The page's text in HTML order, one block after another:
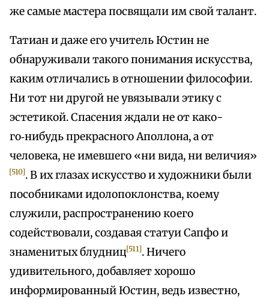
же самые мастера посвящали им свой талант.
Татиан и даже его учитель Юстин не
обнаруживали такого понимания искусства,
каким отличались в отношении философии.
Ни тот ни другой не увязывали этику с
эстетикой. Спасения ждали не от како-
го‑нибудь прекрасного Аполлона, а от
человека, не имевшего «ни вида, ни величия»
[510]. В их глазах искусство и художники были
пособниками идолопоклонства, коему
служили, распространению коего
содействовали, создавая статуи Сапфо и
знаменитых блудниц[511]. Ничего
удивительного, добавляет хорошо
информированный Юстин, ведь известно,